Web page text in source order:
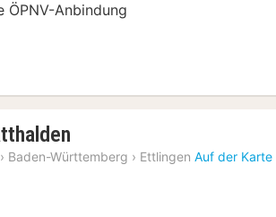
ÖPNV-Anbindung
Nacht
› Baden-Württemberg › Ettlingen Auf der